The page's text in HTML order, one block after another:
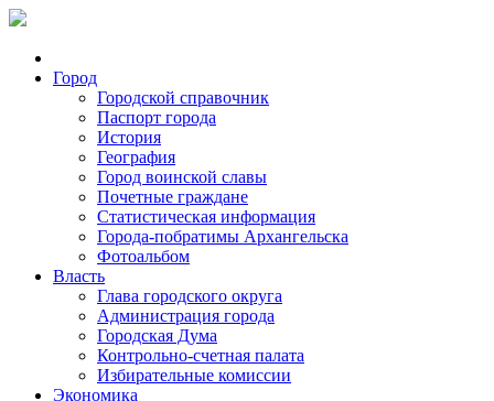
Город
Городской справочник
Паспорт города
История
География
Город воинской славы
Почетные граждане
Статистическая информация
Города-побратимы Архангельска
Фотоальбом
Власть
Глава городского округа
Администрация города
Городская Дума
Контрольно-счетная палата
Избирательные комиссии
Экономика